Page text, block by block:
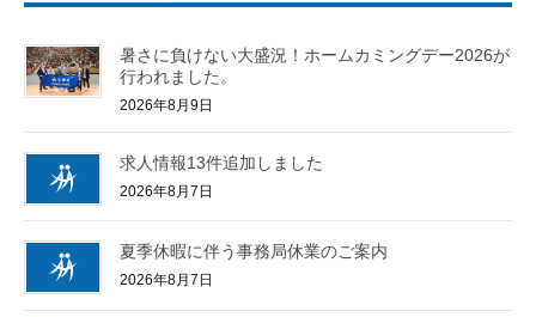
暑さに負けない大盛況！ホームカミングデー2026が
行われました。
2026年8月9日
求人情報13件追加しました
2026年8月7日
夏季休暇に伴う事務局休業のご案内
2026年8月7日